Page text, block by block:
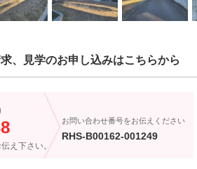
、見学のお申し込みはこちらから
伝え下さい。
お問い合わせ番号をお伝えください
RHS-B00162-001249